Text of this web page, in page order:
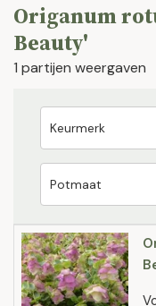
Origanum
Beauty'
1 partijen weergaven